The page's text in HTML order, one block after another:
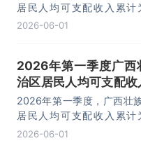
居民人均可支配收入累计
元，相比上年同期增加了
加了362元，同比名义增长
2026-06-01
2026年第一季度广西
治区居民人均可支配收
费支出情况统计
2026年第一季度，广西壮
居民人均可支配收入累计
元，相比上年同期增加了
2026-06-01